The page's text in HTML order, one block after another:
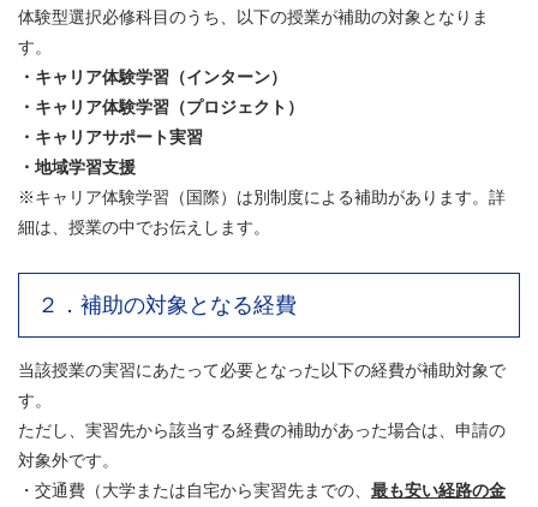
体験型選択必修科目のうち、以下の授業が補助の対象となりま
す。
・キャリア体験学習（インターン）
・キャリア体験学習（プロジェクト）
・キャリアサポート実習
・地域学習支援
※キャリア体験学習（国際）は別制度による補助があります。詳
細は、授業の中でお伝えします。
２．補助の対象となる経費
当該授業の実習にあたって必要となった以下の経費が補助対象で
す。
ただし、実習先から該当する経費の補助があった場合は、申請の
対象外です。
・交通費（大学または自宅から実習先までの、 最も安い経路の金